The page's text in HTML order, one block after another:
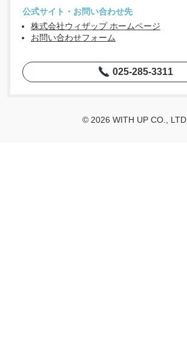
公式サイト・お問い合わせ先
株式会社ウィザップ ホームページ
お問い合わせフォーム
025-285-3311
© 2026 WITH UP CO., LTD.